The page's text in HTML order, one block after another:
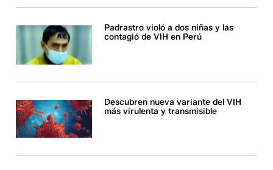
Padrastro violó a dos niñas y las
contagió de VIH en Perú
Descubren nueva variante del VIH
más virulenta y transmisible